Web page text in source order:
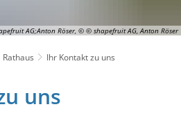
AG;Anton Röser, © © shapefruit AG, Anton Röser
Rathaus Ihr Kontakt zu uns
uns